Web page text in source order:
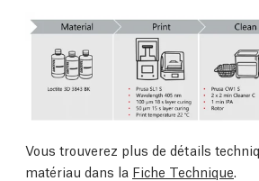
Vous trouverez plus de détails
matériau dans la Fiche Technique